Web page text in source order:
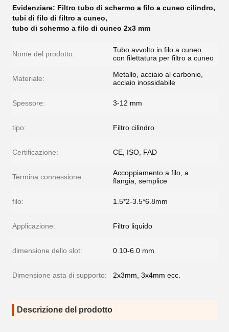
Evidenziare: Filtro tubo di schermo a filo a cuneo cilindro,
tubi di filo di filtro a cuneo,
tubo di schermo a filo di cuneo 2x3 mm
Nome del prodotto:
Tubo avvolto in filo a cuneo
con filettatura per filtro a cuneo
Materiale:
Metallo, acciaio al carbonio,
acciaio inossidabile
Spessore: 3-12 mm
tipo: Filtro cilindro
Certificazione: CE, ISO, FAD
Termina connessione:
Accoppiamento a filo, a
flangia, semplice
filo: 1.5*2-3.5*6.8mm
Applicazione: Filtro liquido
dimensione dello slot: 0.10-6.0 mm
Dimensione asta di supporto: 2x3mm, 3x4mm ecc.
Descrizione del prodotto